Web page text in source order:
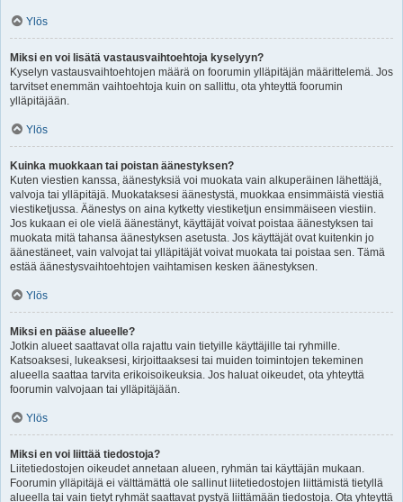
Ylös
Miksi en voi lisätä vastausvaihtoehtoja kyselyyn?
Kyselyn vastausvaihtoehtojen määrä on foorumin ylläpitäjän määrittelemä. Jos
tarvitset enemmän vaihtoehtoja kuin on sallittu, ota yhteyttä foorumin
ylläpitäjään.
Ylös
Kuinka muokkaan tai poistan äänestyksen?
Kuten viestien kanssa, äänestyksiä voi muokata vain alkuperäinen lähettäjä,
valvoja tai ylläpitäjä. Muokataksesi äänestystä, muokkaa ensimmäistä viestiä
viestiketjussa. Äänestys on aina kytketty viestiketjun ensimmäiseen viestiin.
Jos kukaan ei ole vielä äänestänyt, käyttäjät voivat poistaa äänestyksen tai
muokata mitä tahansa äänestyksen asetusta. Jos käyttäjät ovat kuitenkin jo
äänestäneet, vain valvojat tai ylläpitäjät voivat muokata tai poistaa sen. Tämä
estää äänestysvaihtoehtojen vaihtamisen kesken äänestyksen.
Ylös
Miksi en pääse alueelle?
Jotkin alueet saattavat olla rajattu vain tietyille käyttäjille tai ryhmille.
Katsoaksesi, lukeaksesi, kirjoittaaksesi tai muiden toimintojen tekeminen
alueella saattaa tarvita erikoisoikeuksia. Jos haluat oikeudet, ota yhteyttä
foorumin valvojaan tai ylläpitäjään.
Ylös
Miksi en voi liittää tiedostoja?
Liitetiedostojen oikeudet annetaan alueen, ryhmän tai käyttäjän mukaan.
Foorumin ylläpitäjä ei välttämättä ole sallinut liitetiedostojen liittämistä tietyllä
alueella tai vain tietyt ryhmät saattavat pystyä liittämään tiedostoja. Ota yhteyttä